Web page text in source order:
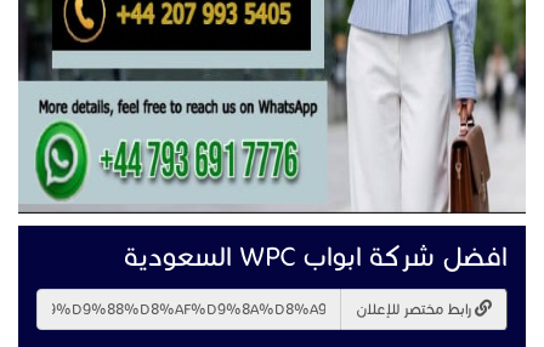
افضل شركة ابواب WPC السعودية
رابط مختصر للإعلان